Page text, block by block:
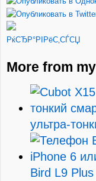
РќСЂР°РІРёС‚СЃСЏ
More from
ультра-
Bird L9